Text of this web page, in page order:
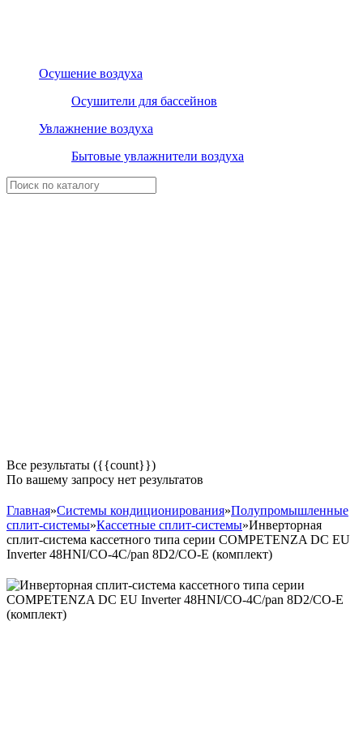
Осушение воздуха
Осушители для бассейнов
Увлажнение воздуха
Бытовые увлажнители воздуха
Все результаты ({{count}})
По вашему запросу нет результатов
Главная»Системы кондиционирования»Полупромышленные
сплит-системы»Кассетные сплит-системы»Инверторная
сплит-система кассетного типа серии COMPETENZA DC EU
Inverter 48HNI/CO-4C/pan 8D2/CO-E (комплект)